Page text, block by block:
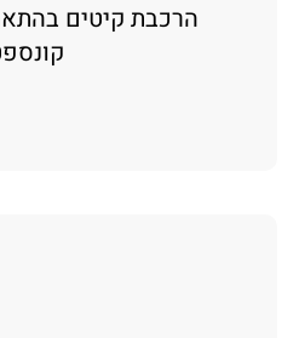
הרכבת קיטים
קונספט